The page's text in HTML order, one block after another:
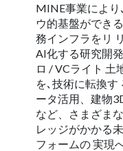
MINE事業により
ウ的基盤ができ
務インフラをリ
AI化する研究開
ロ / VCライト ⼟
を､技術に転換す
ータ活⽤、建物
など、さまざま
レッジがかかる
フォームの 実現